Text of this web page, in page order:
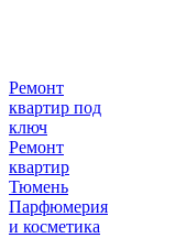
Ремонт
квартир под
ключ
Ремонт
квартир
Тюмень
Парфюмерия
и косметика